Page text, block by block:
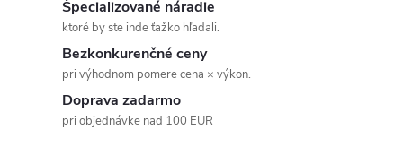
Špecializované náradie
ktoré by ste inde ťažko hľadali.
Bezkonkurenčné ceny
pri výhodnom pomere cena × výkon.
Doprava zadarmo
pri objednávke nad 100 EUR